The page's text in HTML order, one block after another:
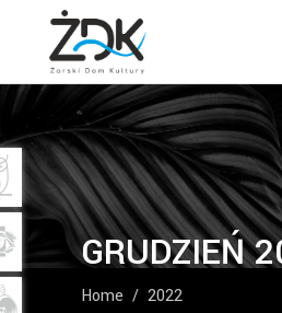
GRUDZIEŃ
Home / 2022